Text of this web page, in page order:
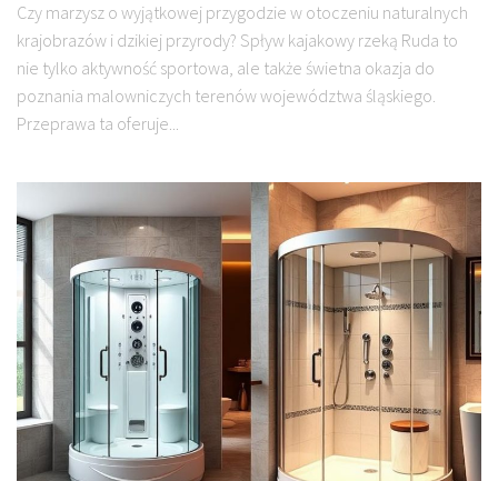
Czy marzysz o wyjątkowej przygodzie w otoczeniu naturalnych
krajobrazów i dzikiej przyrody? Spływ kajakowy rzeką Ruda to
nie tylko aktywność sportowa, ale także świetna okazja do
poznania malowniczych terenów województwa śląskiego.
Przeprawa ta oferuje...